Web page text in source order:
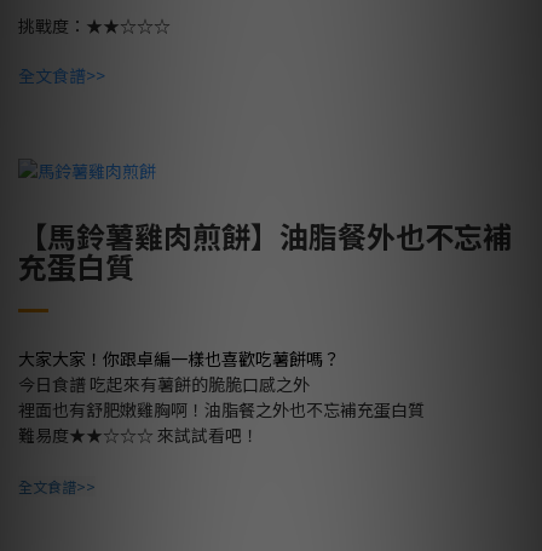
挑戰度：★★☆☆☆
全文食譜>>
【馬鈴薯雞肉煎餅】油脂餐外也不忘補
充蛋白質
大家大家！你跟卓編一樣也喜歡吃薯餅嗎？
今日食譜 吃起來有薯餅的脆脆口感之外
裡面也有舒肥嫩雞胸啊！油脂餐之外也不忘補充蛋白質
難易度★★☆☆☆ 來試試看吧！
全文食譜>>